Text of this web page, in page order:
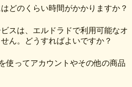
ルマネーを使って商品やサービス
韓民国に居住していない場合は、
ティングサービスを自由に注文す
のブースティングサービスです。
ングサービスプロバイダーとは異
エストベースで全ての注文のオフ
より、価格、納期、その他の条件
したオファーを選択することがで
スティングサービスプロバイダー
保され、結果として、顧客にとっ
どのくらい時間がかかりますか？
かる時間は、選択したサービスに
特に難しい作業の場合は、1時間
あります。ご希望のサービスにか
、このページのフォームからブー
てください。ブーストのリクエス
スは、エルドラドで利用可能なオ
ん。どうすればよいですか？
ストカテゴリーには、まさにこの
のオプションがあります。「カス
を使ってアカウントやその他の商品